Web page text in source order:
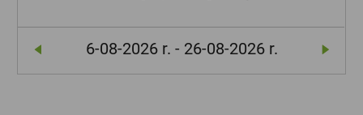
6-08-2026 r. - 26-08-2026 r.